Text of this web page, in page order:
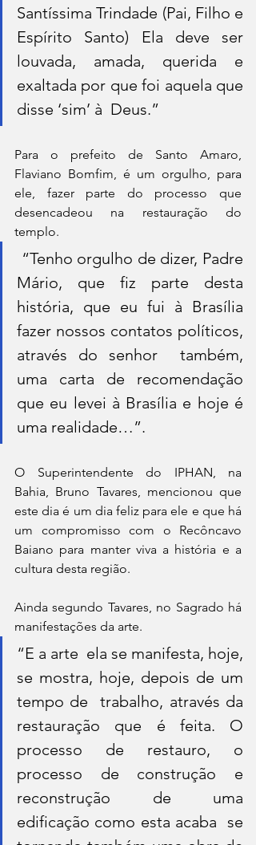
Santíssima Trindade (Pai, Filho e
Espírito Santo) Ela deve ser
louvada, amada, querida e
exaltada por que foi aquela que
disse ‘sim’ à  Deus.”
Para o prefeito de Santo Amaro,
Flaviano Bomfim, é um orgulho, para
ele, fazer parte do processo que
desencadeou na restauração do
templo.
Mário, que fiz parte desta
história, que eu fui à Brasília
fazer nossos contatos políticos,
através do senhor  também,
uma carta de recomendação
que eu levei à Brasília e hoje é
uma realidade…”.
O Superintendente do IPHAN, na
Bahia, Bruno Tavares, mencionou que
este dia é um dia feliz para ele e que há
um compromisso com o Recôncavo
Baiano para manter viva a história e a
cultura desta região.
Ainda segundo Tavares, no Sagrado há
manifestações da arte.
“E a arte  ela se manifesta, hoje,
se mostra, hoje, depois de um
tempo de  trabalho, através da
restauração que é feita. O
processo de restauro, o
processo de construção e
reconstrução de uma
edificação como esta acaba  se